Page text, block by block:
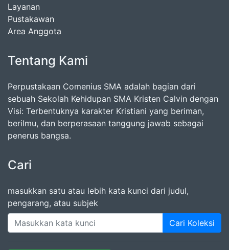
Layanan
Pustakawan
Area Anggota
Tentang Kami
Perpustakaan Comenius SMA adalah bagian dari
sebuah Sekolah Kehidupan SMA Kristen Calvin dengan
Visi: Terbentuknya karakter Kristiani yang beriman,
berilmu, dan berperasaan tanggung jawab sebagai
penerus bangsa.
Cari
masukkan satu atau lebih kata kunci dari judul,
pengarang, atau subjek
Cari Koleksi